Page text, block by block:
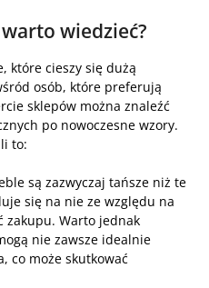
wiedzieć?
które cieszy się dużą
osób, które preferują
sklepów można znaleźć
po nowoczesne wzory.
to:
są zazwyczaj tańsze niż te
się na nie ze względu na
zakupu. Warto jednak
nie zawsze idealnie
co może skutkować